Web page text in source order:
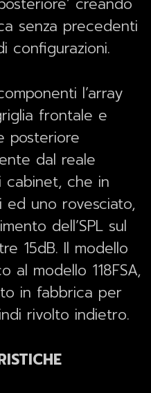
senza precedenti
configurazioni.
l’array
frontale e
posteriore
dal reale
cabinet, che in
uno rovesciato,
dell’SPL sul
15dB. Il modello
al modello 118FSA,
in fabbrica per
rivolto indietro.